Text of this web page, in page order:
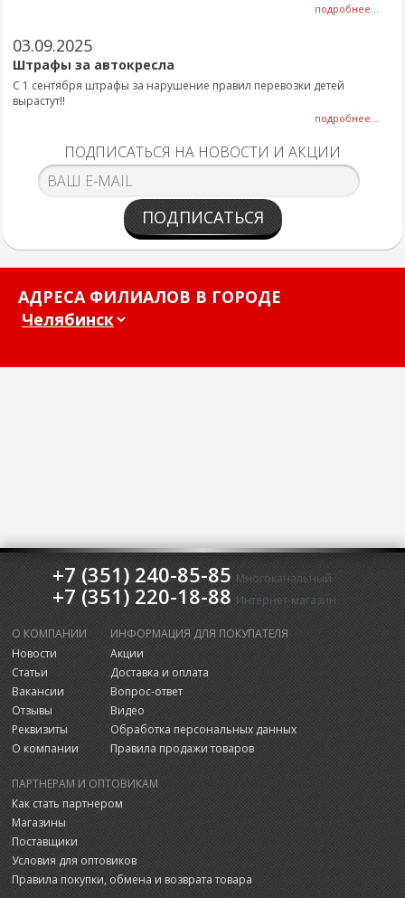
подробнее...
03.09.2025
Штрафы за автокресла
С 1 сентября штрафы за нарушение правил перевозки детей
вырастут!!
подробнее...
ПОДПИСАТЬСЯ НА НОВОСТИ И АКЦИИ
ПОДПИСАТЬСЯ
АДРЕСА ФИЛИАЛОВ В ГОРОДЕ
+7 (351) 240-85-85 Многоканальный
+7 (351) 220-18-88 Интернет-магазин
О КОМПАНИИ
Новости
Статьи
Вакансии
Отзывы
Реквизиты
О компании
ИНФОРМАЦИЯ ДЛЯ ПОКУПАТЕЛЯ
Акции
Доставка и оплата
Вопрос-ответ
Видео
Обработка персональных данных
Правила продажи товаров
ПАРТНЕРАМ И ОПТОВИКАМ
Как стать партнером
Магазины
Поставщики
Условия для оптовиков
Правила покупки, обмена и возврата товара